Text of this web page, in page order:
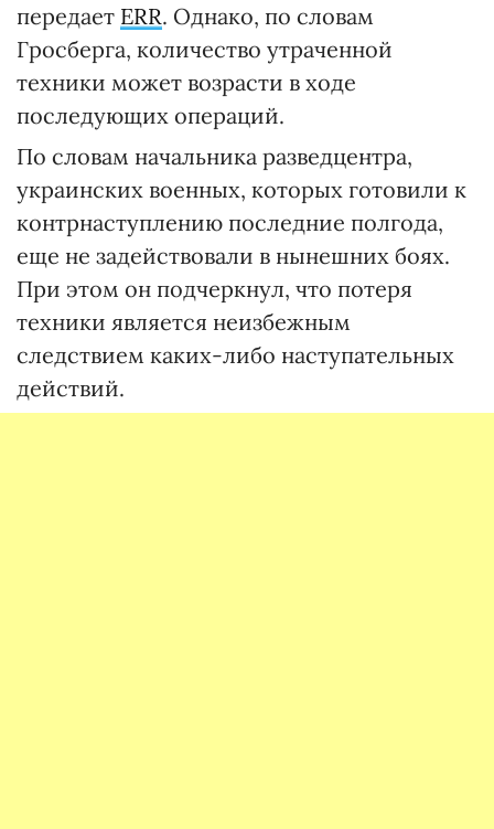
передает ERR. Однако, по словам
Гросберга, количество утраченной
техники может возрасти в ходе
последующих операций.
По словам начальника разведцентра,
украинских военных, которых готовили к
контрнаступлению последние полгода,
еще не задействовали в нынешних боях.
При этом он подчеркнул, что потеря
техники является неизбежным
следствием каких-либо наступательных
действий.